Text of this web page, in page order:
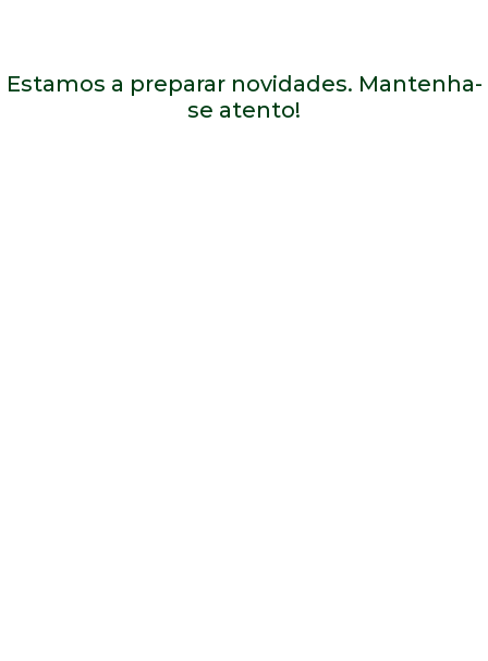
Estamos a preparar novidades. Mantenha-
se atento!